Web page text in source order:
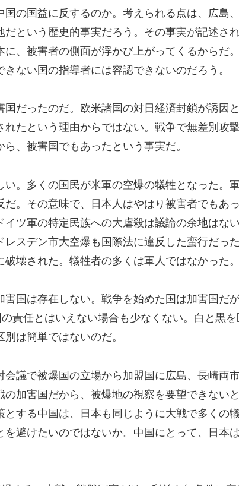
国の国益に反するのか。考えられる点は、広島
だという歴史的事実だろう。その事実が記述さ
に、被害者の側面が浮かび上がってくるからだ
ない国の指導者には容認できないのだろう。
国だったのだ。欧米諸国の対日経済封鎖が誘因
れたという理由からではない。戦争で無差別攻
、被害国でもあったという事実だ。
い。多くの国民が米軍の空爆の犠牲となった。
。その意味で、日本人はやはり被害者でもあ
イツ軍の特定民族への大虐殺は議論の余地はな
レスデン市大空爆も国際法に違反した蛮行だっ
壊された。犠牲者の多くは軍人ではなかった。
害国は存在しない。戦争を始めた国は加害国だ
責任とはいえない場合も少なくない。白と黒を
は簡単ではないのだ。
会議で被爆国の立場から加盟国に広島、長崎両
の加害国だから、被爆地の視察を要望できない
とする中国は、日本も同じように大戦で多くの
を避けたいのではないか。中国にとって、日本